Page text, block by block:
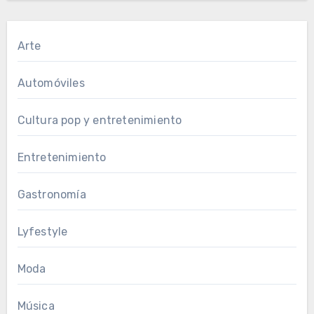
Arte
Automóviles
Cultura pop y entretenimiento
Entretenimiento
Gastronomía
Lyfestyle
Moda
Música